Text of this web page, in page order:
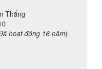
Thắng
hoạt động 16 năm)